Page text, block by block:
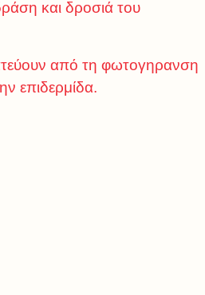
και δροσιά του
από τη φωτογηρανση
επιδερμίδα.